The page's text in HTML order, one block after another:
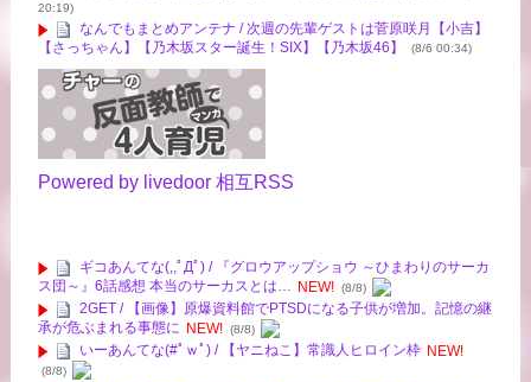
20:19)
なんでもまとめアンテナ / 次週の先輩ゲストは菅原咲月【小吉】
【さっちゃん】【乃木坂スター誕生！SIX】【乃木坂46】
(8/6 00:34)
Powered by livedoor 相互RSS
ギコあんてな(,,ﾟДﾟ) / 『グロウアップショウ ～ひまわりのサーカ
ス団～』6話感想 本当のサーカスとは… NEW! (8/8)
2GET / 【画像】原爆資料館でPTSDになる子供が増加。記憶の継
承が危ぶまれる事態に NEW! (8/8)
いーあんてな(#ﾟｗﾟ) / 【ヤニねこ】常識人ヒロイン枠 NEW!
(8/8)